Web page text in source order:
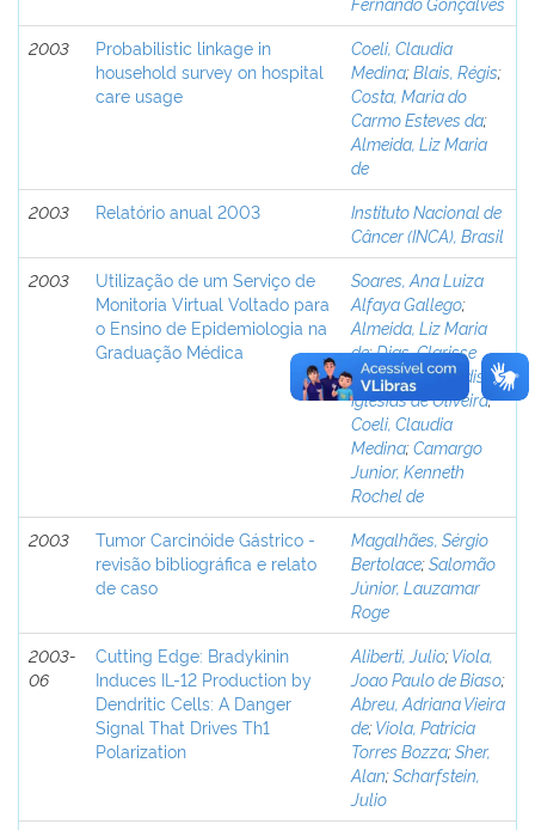
2003
Probabilistic linkage in
household survey on hospital
care usage
Coeli, Claudia
Medina;Blais, Régis;
Costa, Maria do
Carmo Esteves da;
Almeida, Liz Maria
de
2003
Relatório anual 2003
Instituto Nacional de
Câncer (INCA), Brasil
2003
Utilização de um Serviço de
Monitoria Virtual Voltado para
o Ensino de Epidemiologia na
Graduação Médica
Soares, Ana Luiza
Alfaya Gallego;
Almeida, Liz Maria
de;Dias, Clarisse
Pereira;Vidal, Edison
Iglesias de Oliveira;
Coeli, Claudia
Medina;Camargo
Junior, Kenneth
Rochel de
2003
Tumor Carcinóide Gástrico -
revisão bibliográfica e relato
de caso
Magalhães, Sérgio
Bertolace;Salomão
Júnior, Lauzamar
Roge
2003-
06
Cutting Edge: Bradykinin
Induces IL-12 Production by
Dendritic Cells: A Danger
Signal That Drives Th1
Polarization
Aliberti, Julio;Viola,
Joao Paulo de Biaso;
Abreu, Adriana Vieira
de;Viola, Patricia
Torres Bozza;Sher,
Alan;Scharfstein,
Julio